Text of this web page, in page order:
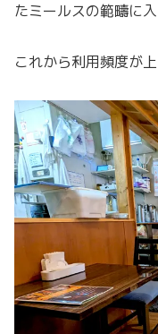
たミールスの範疇に
これから利用頻度が